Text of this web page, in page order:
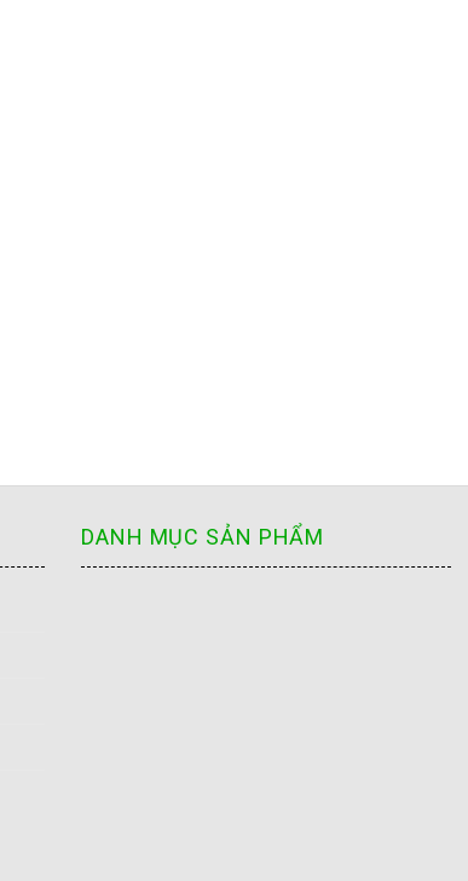
DANH MỤC SẢN PHẨM